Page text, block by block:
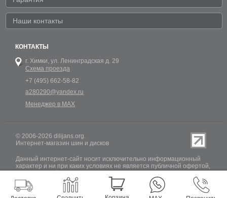
Наши контакты
КОНТАКТЫ
г. Химки, ул. Ленинградская д. 29
Схема проезда
+7 (495) 662-58-82
a280290@yandex.ru
Менеджер в MAX
© 2006-2026 dilijans.org.
Интернет-магазин шин и дисков
Данный интернет-сайт носит исключительно информационный
характер и ни при каких условиях не является публичной офертой,
РФ. Обновление информации о наличии шин и дисков на сайте
Dilijans.org производится 24 часа в сутки, но не включает в себя
информацию о резервах.